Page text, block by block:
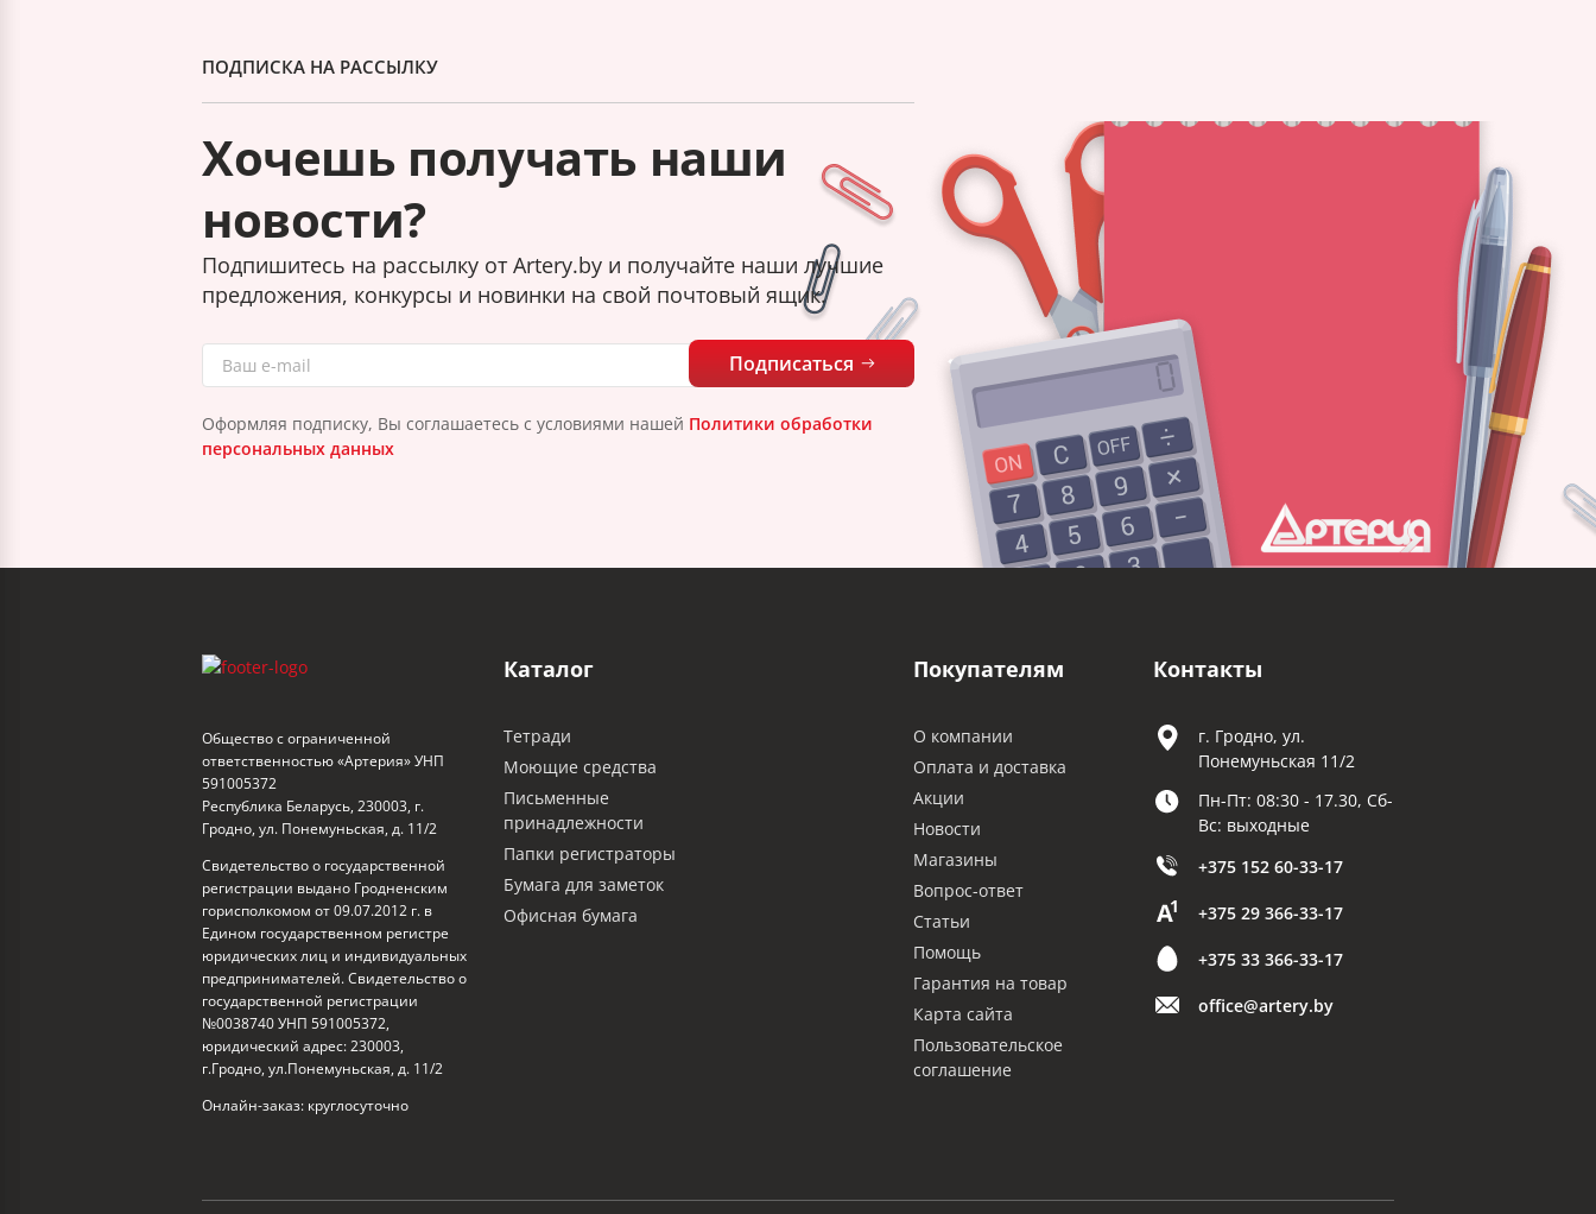
ПОДПИСКА НА РАССЫЛКУ
Хочешь получать наши
новости?
Подпишитесь на рассылку от Artery.by и получайте наши лучшие
предложения, конкурсы и новинки на свой почтовый ящик.
Подписаться
Оформляя подписку, Вы соглашаетесь с условиями нашей Политики обработки
персональных данных
Общество с ограниченной
ответственностью «Артерия» УНП
591005372
Республика Беларусь, 230003, г.
Гродно, ул. Понемуньская, д. 11/2
Свидетельство о государственной
регистрации выдано Гродненским
горисполкомом от 09.07.2012 г. в
Едином государственном регистре
юридических лиц и индивидуальных
предпринимателей. Свидетельство о
государственной регистрации
№0038740 УНП 591005372,
юридический адрес: 230003,
г.Гродно, ул.Понемуньская, д. 11/2
Онлайн-заказ: круглосуточно
Каталог
Тетради
Моющие средства
Письменные
принадлежности
Папки регистраторы
Бумага для заметок
Офисная бумага
Покупателям
О компании
Оплата и доставка
Акции
Новости
Магазины
Вопрос-ответ
Статьи
Помощь
Гарантия на товар
Карта сайта
Пользовательское
соглашение
Контакты
г. Гродно, ул.
Понемуньская 11/2
Пн-Пт: 08:30 - 17.30, Сб-
Вс: выходные
+375 152 60-33-17
+375 29 366-33-17
+375 33 366-33-17
office@artery.by